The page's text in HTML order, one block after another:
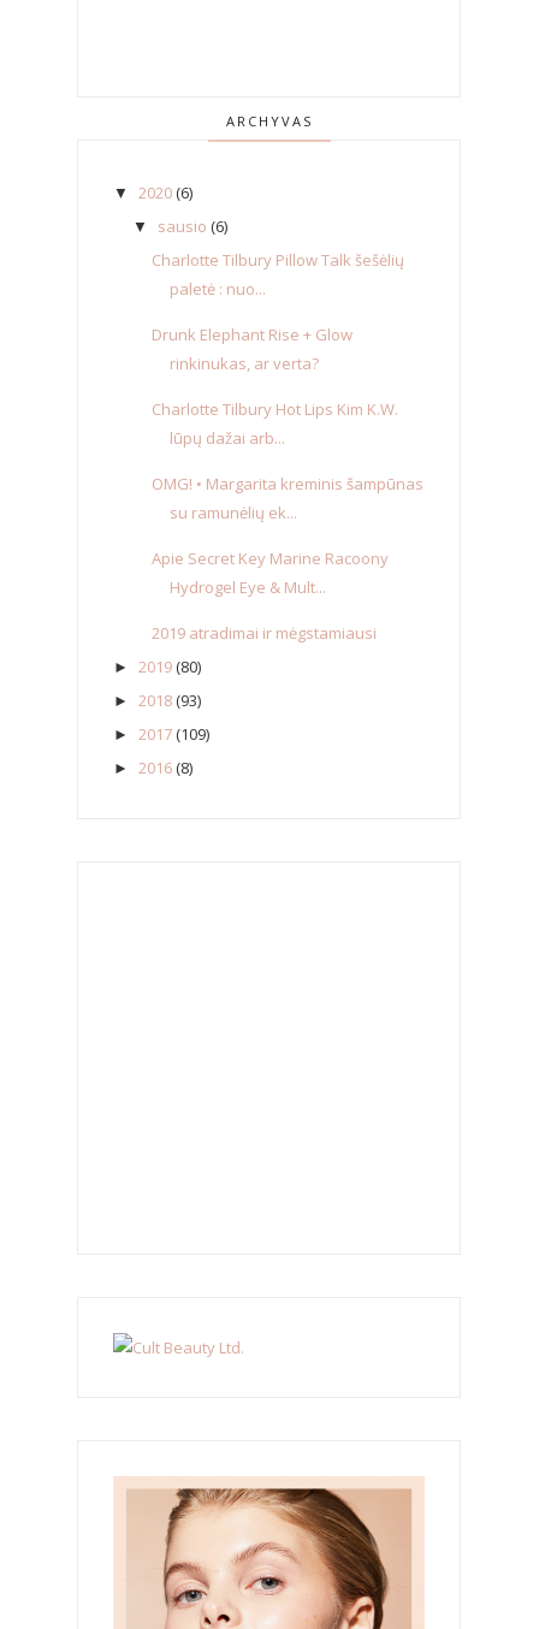
ARCHYVAS
▼ 2020 (6)
▼ sausio (6)
Charlotte Tilbury Pillow Talk šešėlių
paletė : nuo...
Drunk Elephant Rise + Glow
rinkinukas, ar verta?
Charlotte Tilbury Hot Lips Kim K.W.
lūpų dažai arb...
OMG! • Margarita kreminis šampūnas
su ramunėlių ek...
Apie Secret Key Marine Racoony
Hydrogel Eye & Mult...
2019 atradimai ir mėgstamiausi
► 2019 (80)
► 2018 (93)
► 2017 (109)
► 2016 (8)